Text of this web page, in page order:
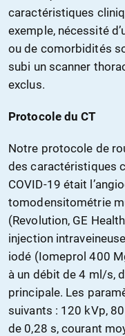
caractéristiques
exemple, nécessité
ou de comorbidités
subi un scanner
exclus.
Protocole du CT
Notre protocole de
des caractéristiques
COVID-19 était
tomodensitométrie
(Revolution, GE
injection
iodé (Iomeprol 400
à un débit de 4 ml/s,
principale. Les
suivants : 120 kVp,
de 0,28 s, courant